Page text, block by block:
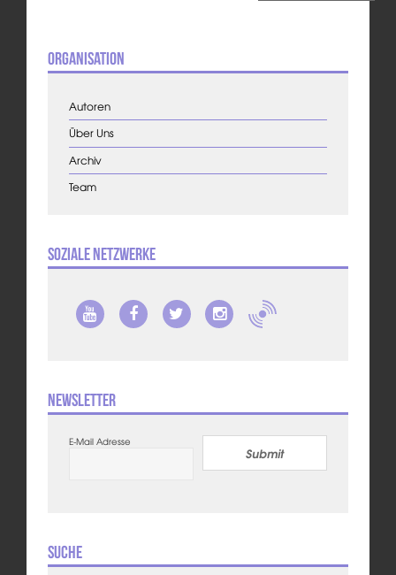
Organisation
Autoren
Über Uns
Archiv
Team
Soziale Netzwerke
Newsletter
E-Mail Adresse
Submit
Suche